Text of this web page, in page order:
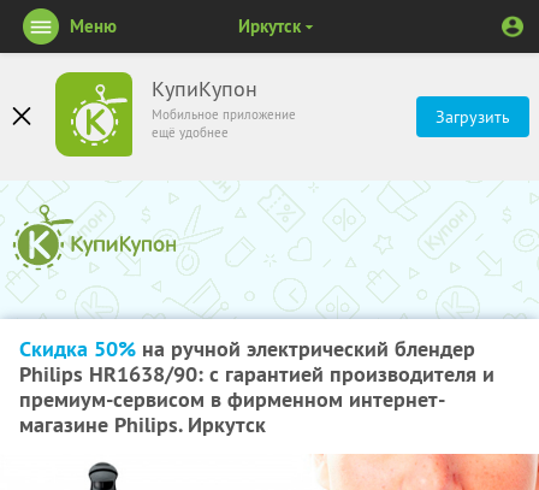
КупиКупон
Мобильное приложение
ещё удобнее
Загрузить
Меню Иркутск
Скидка 50% на ручной электрический блендер
Philips HR1638/90: с гарантией производителя и
премиум-сервисом в фирменном интернет-
магазине Philips. Иркутск